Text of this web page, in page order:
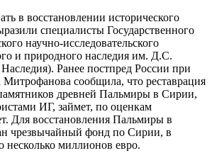
в восстановлении исторического
специалисты Государственного
научно-исследовательского
и природного наследия им. Д.С.
Ранее постпред России при
сообщила, что реставрация
древней Пальмиры в Сирии,
ИГ, займет, по оценкам
Для восстановления Пальмиры в
фонд по Сирии, в
несколько миллионов евро.